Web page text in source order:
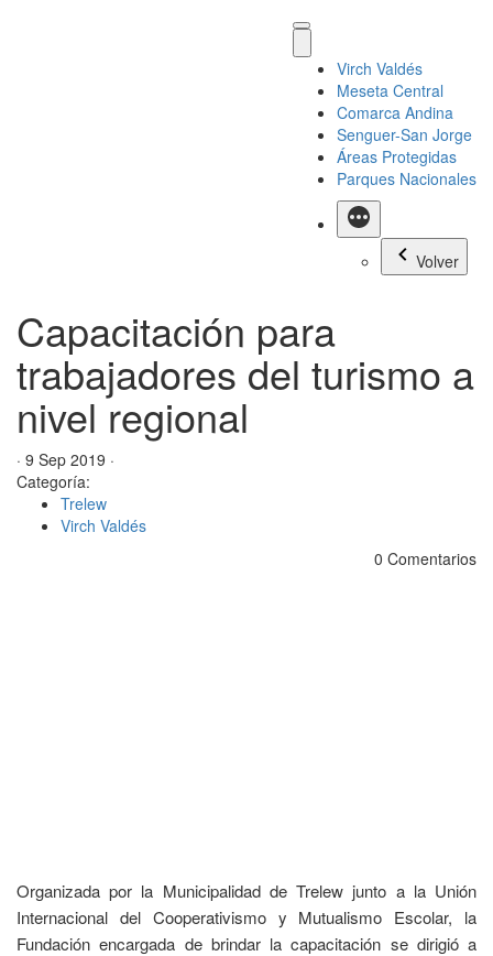
Virch Valdés
Meseta Central
Comarca Andina
Senguer-San Jorge
Áreas Protegidas
Parques Nacionales
Más
Volver
Capacitación para
trabajadores del turismo a
nivel regional
· 9 Sep 2019 ·
Categoría:
Trelew
Virch Valdés
0 Comentarios
Organizada por la Municipalidad de Trelew junto a la Unión
Internacional del Cooperativismo y Mutualismo Escolar, la
Fundación encargada de brindar la capacitación se dirigió a